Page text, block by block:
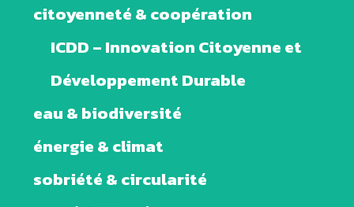
citoyenneté & coopération
ICDD – Innovation Citoyenne et
Développement Durable
eau & biodiversité
énergie & climat
sobriété & circularité